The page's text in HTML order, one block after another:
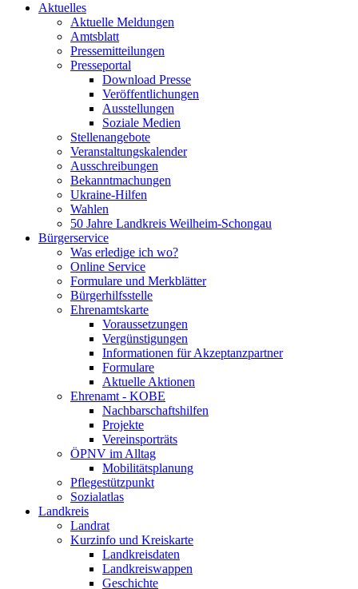
Aktuelles
Aktuelle Meldungen
Amtsblatt
Pressemitteilungen
Presseportal
Download Presse
Veröffentlichungen
Ausstellungen
Soziale Medien
Stellenangebote
Veranstaltungskalender
Ausschreibungen
Bekanntmachungen
Ukraine-Hilfen
Wahlen
50 Jahre Landkreis Weilheim-Schongau
Bürgerservice
Was erledige ich wo?
Online Service
Formulare und Merkblätter
Bürgerhilfsstelle
Ehrenamtskarte
Voraussetzungen
Vergünstigungen
Informationen für Akzeptanzpartner
Formulare
Aktuelle Aktionen
Ehrenamt - KOBE
Nachbarschaftshilfen
Projekte
Vereinsporträts
ÖPNV im Alltag
Mobilitätsplanung
Pflegestützpunkt
Sozialatlas
Landkreis
Landrat
Kurzinfo und Kreiskarte
Landkreisdaten
Landkreiswappen
Geschichte